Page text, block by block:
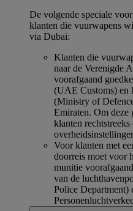
De volgende speciale
klanten die vuurwapens
via Dubai:
Klanten die
naar de Verenigde
voorafgaand
(UAE Customs) en
(Ministry of
Emiraten. Om deze
klanten
Voor klanten met
doorreis moet voor
munitie
van de
Police Department)